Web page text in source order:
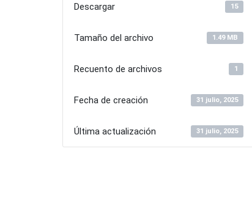
Descargar 15
Tamaño del archivo 1.49 MB
Recuento de archivos 1
Fecha de creación 31 julio, 2025
Última actualización 31 julio, 2025